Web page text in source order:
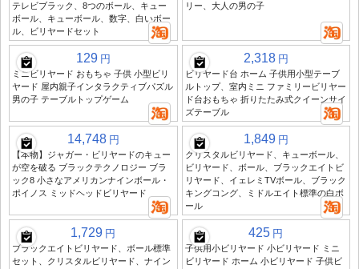
テレビブラック、8つのボール、キュー
ボール、キューボール、数字、白いボー
ル、ビリヤードセット
リー、大人の男の子
129 円
ミニビリヤード おもちゃ 子供 小型ビリ
ヤード 屋内親子インタラクティブパズル
男の子 テーブルトップゲーム
2,318 円
ビリヤード台 ホーム 子供用小型テーブ
ルトップ、室内ミニ ファミリービリヤー
ド台おもちゃ 折りたたみ式クイーンサイ
ズテーブル
14,748 円
【本物】ジャガー・ビリヤードのキュー
が空を破る ブラックテクノロジー ブラ
ック8 小さなアメリカンナインボール・
ポイノス ミッドヘッドビリヤード
1,849 円
クリスタルビリヤード、キューボール、
ビリヤード、ボール、ブラックエイトビ
リヤード、イェレミTVボール、ブラック
キングコング、ミドルエイト標準の白ボ
ール
1,729 円
ブラックエイトビリヤード、ボール標準
セット、クリスタルビリヤード、ナイン
425 円
子供用小ビリヤード 小ビリヤード ミニ
ビリヤード ホーム 小ビリヤード 子供ビ